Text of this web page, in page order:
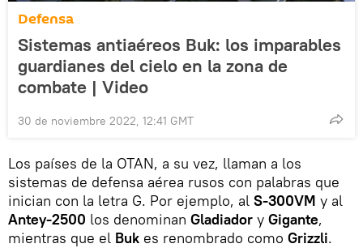
Defensa
Sistemas antiaéreos Buk: los imparables
guardianes del cielo en la zona de
combate | Video
30 de noviembre 2022, 12:41 GMT
Los países de la OTAN, a su vez, llaman a los
sistemas de defensa aérea rusos con palabras que
inician con la letra G. Por ejemplo, al S-300VM y al
Antey-2500 los denominan Gladiador y Gigante,
mientras que el Buk es renombrado como Grizzli.